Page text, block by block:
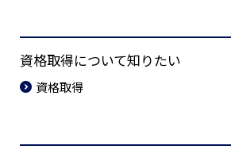
資格取得について知りたい
資格取得